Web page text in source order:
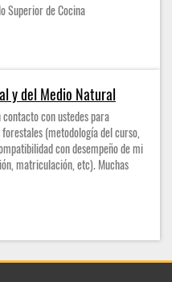
Superior de Cocina
y del Medio Natural
con ustedes para
(metodología del curso,
con desempeño de mi
matriculación, etc). Muchas